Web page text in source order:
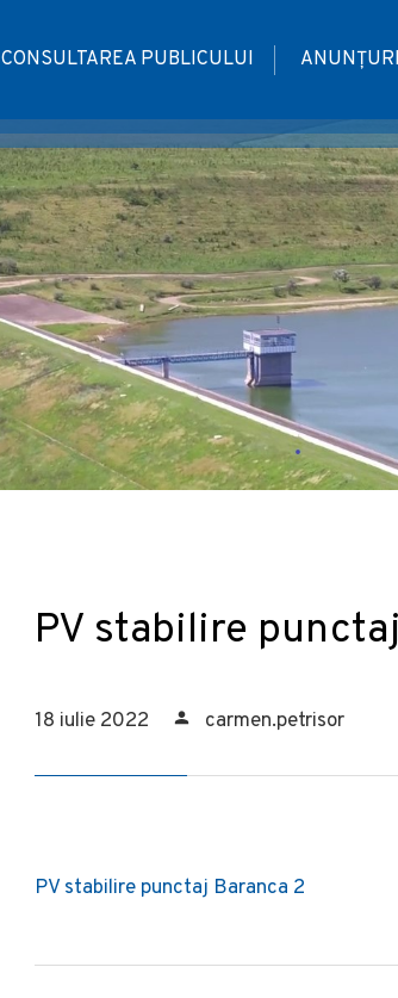
CONSULTAREA PUBLICULUI ANUNȚURI
PV stabilire
18 iulie 2022 carmen.petrisor
PV stabilire punctaj Baranca 2